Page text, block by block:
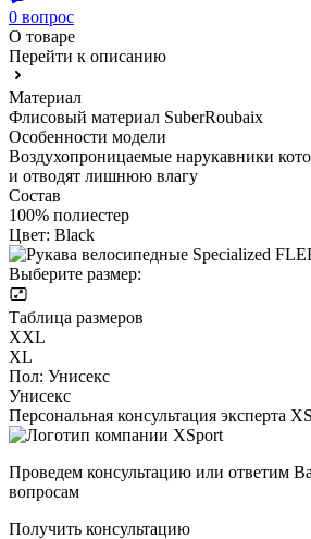
0 вопрос
О товаре
Перейти к описанию
Материал
Флисовый материал SuberRoubaix
Особенности модели
Воздухопроницаемые нарукавники
и отводят лишнюю влагу
Состав
100% полиестер
Цвет: Black
Выберите размер:
Таблица размеров
XXL
XL
Пол: Унисекс
Унисекс
Персональная консультация эксперта
Проведем консультацию или ответим
вопросам
Получить консультацию